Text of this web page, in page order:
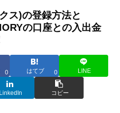
ス)の登録方法と
の口座との入出金
0 はてブ 0 LINE
LinkedIn コピー